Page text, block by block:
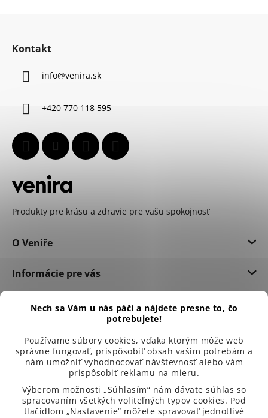
Nech sa Vám u nás páči a nájdete presne to, čo
potrebujete!
Používame súbory cookies, vďaka ktorým môže web
správne fungovať, prispôsobiť obsah vašim potrebám a
nám umožniť vyhodnocovať návštevnosť alebo vám
prispôsobiť reklamu na mieru.
Výberom možnosti „Súhlasím“ nám dávate súhlas so
spracovaním všetkých voliteľných typov cookies. Pod
tlačidlom „Nastavenie“ môžete spravovať jednotlivé
Kontakt
info@venira.sk
+420 770 118 595
Produkty pre krásu a zdravie pre vašu spokojnosť
O Veniře
Informácie pre vás
Dôležité informácie